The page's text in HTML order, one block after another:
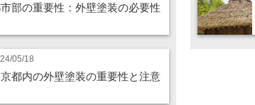
部の重要性：外壁塗装の必要性
05/18
都内の外壁塗装の重要性と注意